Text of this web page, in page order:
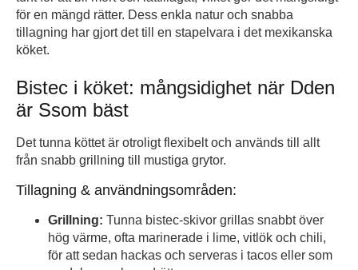
för en mängd rätter. Dess enkla natur och snabba
tillagning har gjort det till en stapelvara i det mexikanska
köket.
Bistec i köket: mångsidighet när Dden
är Ssom bäst
Det tunna köttet är otroligt flexibelt och används till allt
från snabb grillning till mustiga grytor.
Tillagning & användningsområden:
Grillning: Tunna bistec-skivor grillas snabbt över
hög värme, ofta marinerade i lime, vitlök och chili,
för att sedan hackas och serveras i tacos eller som